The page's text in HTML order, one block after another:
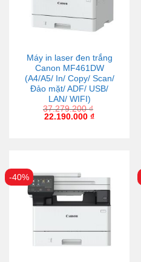
Máy in laser đen trắng
Canon MF461DW
(A4/A5/ In/ Copy/ Scan/
Đảo mặt/ ADF/ USB/
LAN/ WIFI)
37.279.200₫
22.190.000 ₫
-40%